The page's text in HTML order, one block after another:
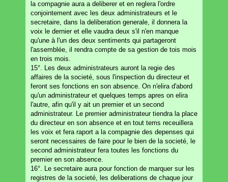
la compagnie aura a deliberer et en reglera l'ordre
conjointement avec les deux administrateurs et le
secretaire, dans la deliberation generale, il donnera la
voix le dernier et elle vaudra deux s'il n'en manque
qu'une à l'un des deux sentiments qui partageront
l'assemblée, il rendra compte de sa gestion de tois mois
en trois mois.
15°. Les deux administrateurs auront la regie des
affaires de la societé, sous l'inspection du directeur et
feront ses fonctions en son absence. On n'elira d'abord
qu'un administrateur et quelques temps apres on elira
l'autre, afin qu'il y ait un premier et un second
administrateur. Le premier administrateur tiendra la place
du directeur en son absence et en tout tems receuillera
les voix et fera raport a la compagnie des depenses qui
seront necessaires de faire pour le bien de la societé, le
second administrateur fera toutes les fonctions du
premier en son absence.
16°. Le secretaire aura pour fonction de marquer sur les
registres de la societé, les deliberations de chaque jour